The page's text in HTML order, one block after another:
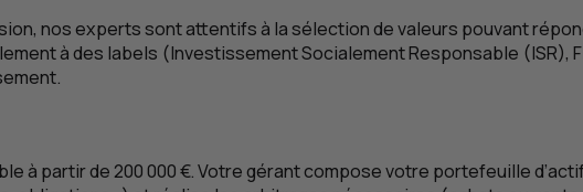
nos experts sont attentifs à la sélection de valeurs pouvant
à des labels (Investissement Socialement Responsable (ISR),
à partir de 200 000 €. Votre gérant compose votre portefeuille